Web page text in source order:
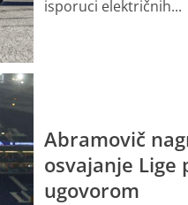
“puca
isporuci električnih...
Abramovič
osvajanje Lige
ugovorom